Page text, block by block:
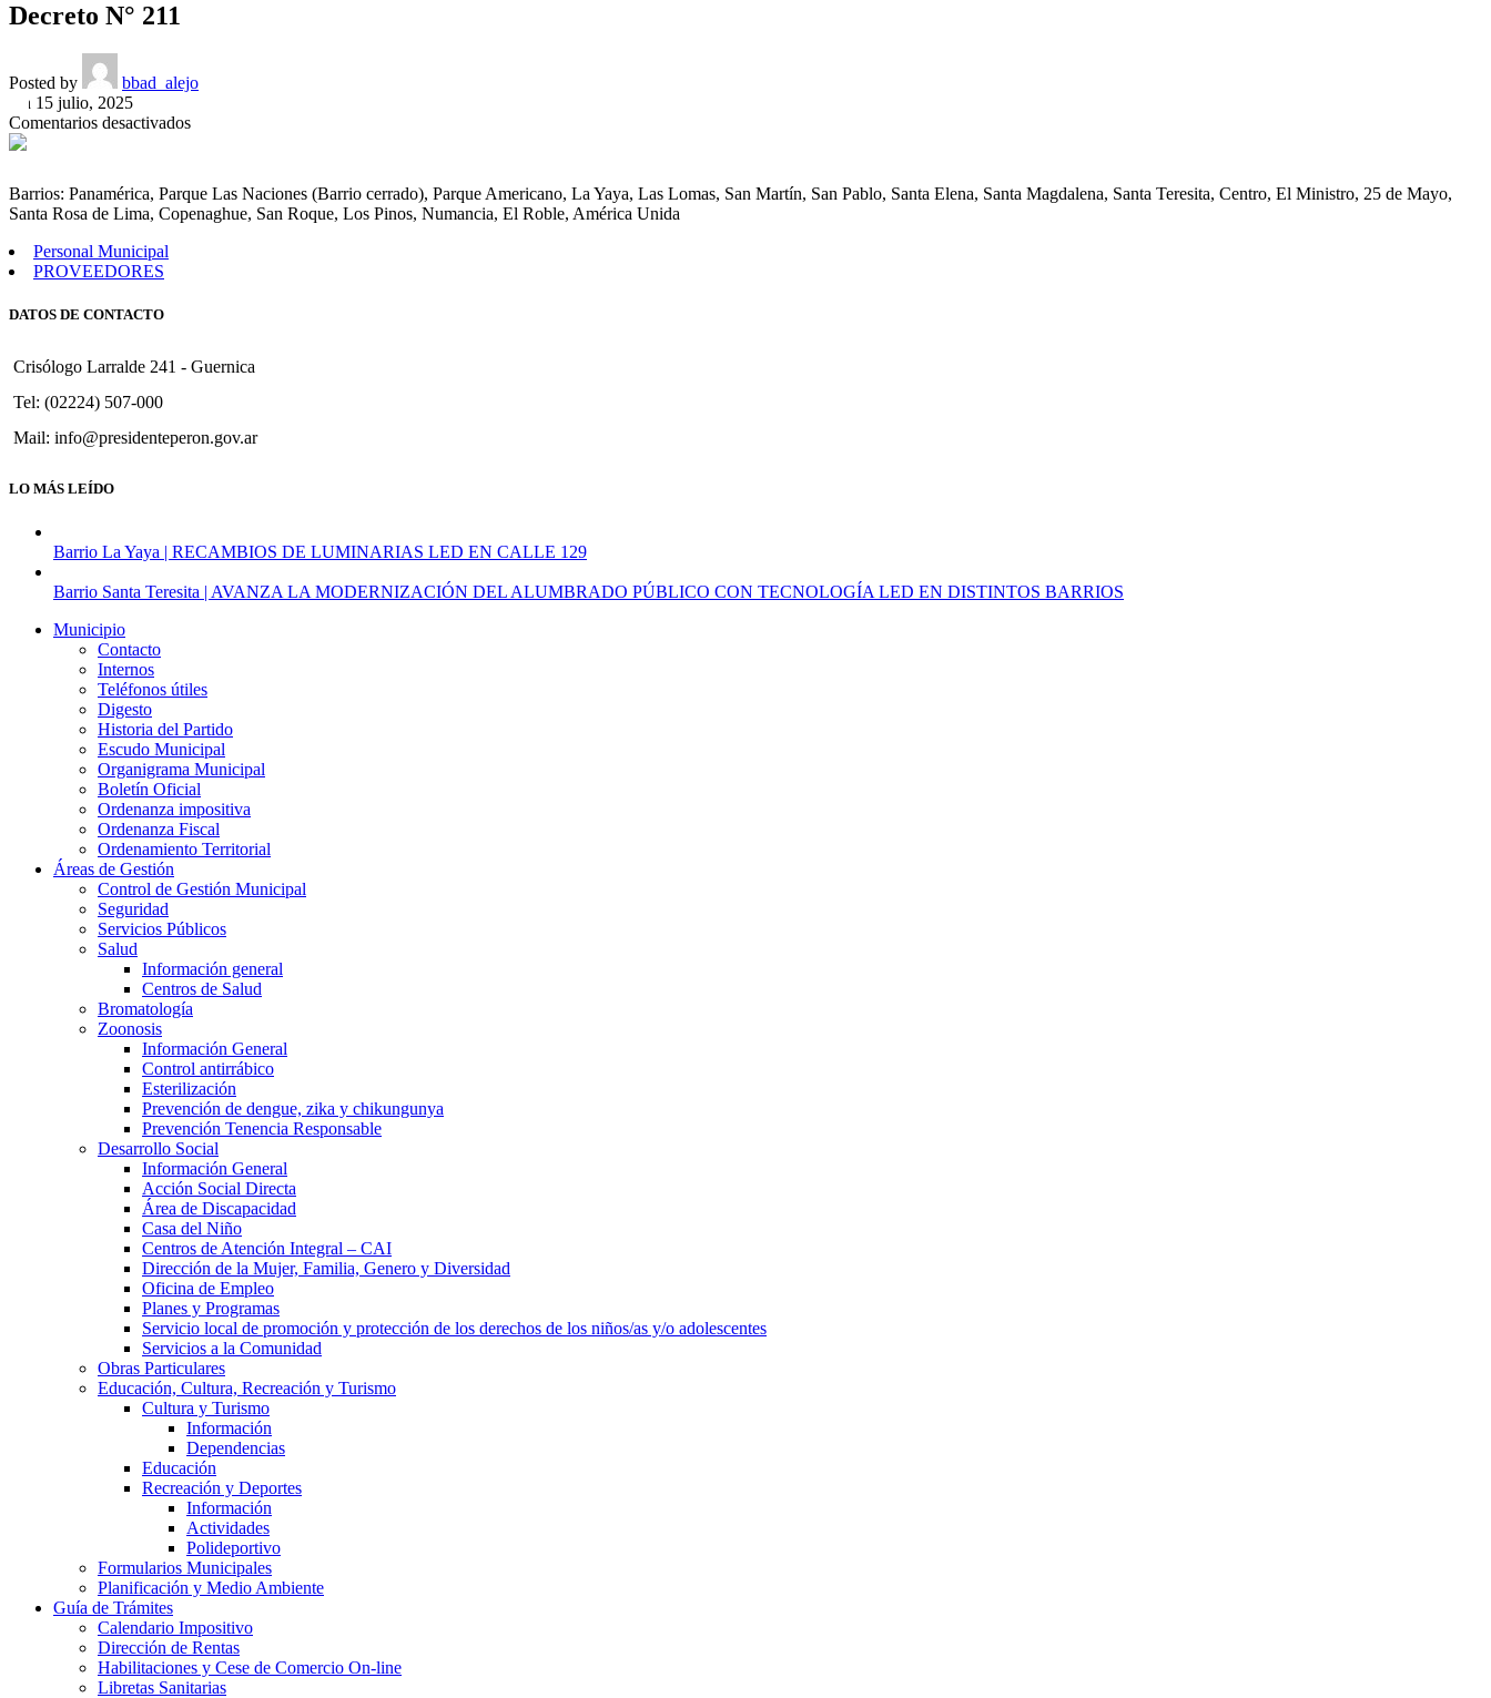
Decreto N° 211
Posted by
bbad_alejo
On 15 julio, 2025
Comentarios desactivadosen
Barrios: Panamérica, Parque Las Naciones (Barrio cerrado), Parque Americano, La Yaya, Las Lomas, San Martín, San Pablo, Santa Elena, Santa Magdalena, Santa Teresita, Centro, El Ministro, 25 de Mayo,
Santa Rosa de Lima, Copenaghue, San Roque, Los Pinos, Numancia, El Roble, América Unida
Personal Municipal
PROVEEDORES
DATOS DE CONTACTO
Crisólogo Larralde 241 - Guernica
Tel: (02224) 507-000
Mail: info@presidenteperon.gov.ar
LO MÁS LEÍDO
Barrio La Yaya | RECAMBIOS DE LUMINARIAS LED EN CALLE 129
Barrio Santa Teresita | AVANZA LA MODERNIZACIÓN DEL ALUMBRADO PÚBLICO CON TECNOLOGÍA LED EN DISTINTOS BARRIOS
Municipio
Contacto
Internos
Teléfonos útiles
Digesto
Historia del Partido
Escudo Municipal
Organigrama Municipal
Boletín Oficial
Ordenanza impositiva
Ordenanza Fiscal
Ordenamiento Territorial
Áreas de Gestión
Control de Gestión Municipal
Seguridad
Servicios Públicos
Salud
Información general
Centros de Salud
Bromatología
Zoonosis
Información General
Control antirrábico
Esterilización
Prevención de dengue, zika y chikungunya
Prevención Tenencia Responsable
Desarrollo Social
Información General
Acción Social Directa
Área de Discapacidad
Casa del Niño
Centros de Atención Integral – CAI
Dirección de la Mujer, Familia, Genero y Diversidad
Oficina de Empleo
Planes y Programas
Servicio local de promoción y protección de los derechos de los niños/as y/o adolescentes
Servicios a la Comunidad
Obras Particulares
Educación, Cultura, Recreación y Turismo
Cultura y Turismo
Información
Dependencias
Educación
Recreación y Deportes
Información
Actividades
Polideportivo
Formularios Municipales
Planificación y Medio Ambiente
Guía de Trámites
Calendario Impositivo
Dirección de Rentas
Habilitaciones y Cese de Comercio On-line
Libretas Sanitarias